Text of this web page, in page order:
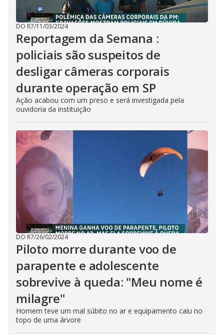
DO R7/11/03/2024
Reportagem da Semana :
policiais são suspeitos de
desligar câmeras corporais
durante operação em SP
Ação acabou com um preso e será investigada pela
ouvidoria da instituição
DO R7/26/02/2024
Piloto morre durante voo de
parapente e adolescente
sobrevive à queda: "Meu nome é
milagre"
Homem teve um mal súbito no ar e equipamento caiu no
topo de uma árvore